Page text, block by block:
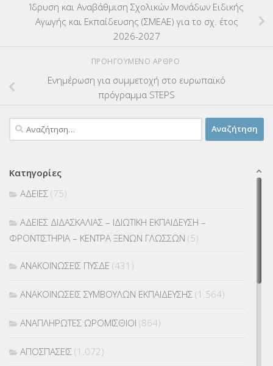
Ίδρυση και Αναβάθμιση Σχολικών Μονάδων Ειδικής
Αγωγής και Εκπαίδευσης (ΣΜΕΑΕ) για το σχ. έτος
2026-2027
ΠΡΟΗΓΟΎΜΕΝΟ ΆΡΘΡΟ
Ενημέρωση για συμμετοχή στο ευρωπαϊκό
πρόγραμμα STEPS
Αναζήτηση
για:
Κατηγορίες
ΑΔΕΙΕΣ (75)
ΑΔΕΙΕΣ ΔΙΔΑΣΚΑΛΙΑΣ – ΙΔΙΩΤΙΚΗ ΕΚΠΑΙΔΕΥΣΗ –
ΦΡΟΝΤΙΣΤΗΡΙΑ – ΚΕΝΤΡΑ ΞΕΝΩΝ ΓΛΩΣΣΩΝ (5)
ΑΝΑΚΟΙΝΩΣΕΙΣ ΠΥΣΔΕ (431)
ΑΝΑΚΟΙΝΩΣΕΙΣ ΣΥΜΒΟΥΛΩΝ ΕΚΠΑΙΔΕΥΣΗΣ (1.564)
ΑΝΑΠΛΗΡΩΤΕΣ ΩΡΟΜΙΣΘΙΟΙ (864)
ΑΠΟΣΠΑΣΕΙΣ (1.072)